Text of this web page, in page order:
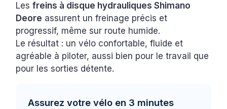
Lesfreins à disque hydrauliques Shimano
Deore assurent un freinage précis et
progressif, même sur route humide.
Le résultat : un vélo confortable, fluide et
agréable à piloter, aussi bien pour le travail que
pour les sorties détente.
Assurez votre vélo en 3 minutes